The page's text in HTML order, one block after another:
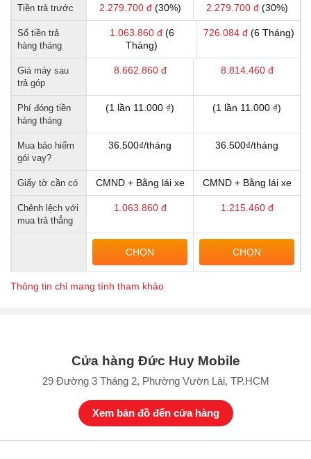
Tiền trả trước 2.279.700đ(30%) 2.279.700đ(30%)
Số tiền trả
hàng tháng
1.063.860đ(6
Tháng)
726.084đ(6 Tháng)
Giá máy sau
trả góp
8.662.860đ 8.814.460đ
Phí đóng tiền
hàng tháng
(1 lần 11.000 ₫) (1 lần 11.000 ₫)
Mua bảo hiểm
gói vay?
36.500₫/tháng 36.500₫/tháng
Giấy tờ cần có CMND + Bằng lái xe CMND + Bằng lái xe
Chênh lệch với
mua trả thẳng
1.063.860đ 1.215.460đ
CHỌN CHỌN
Thông tin chỉ mang tính tham khảo
Cửa hàng Đức Huy Mobile
29 Đường 3 Tháng 2, Phường Vườn Lài, TP.HCM
Xem bản đồ đến cửa hàng